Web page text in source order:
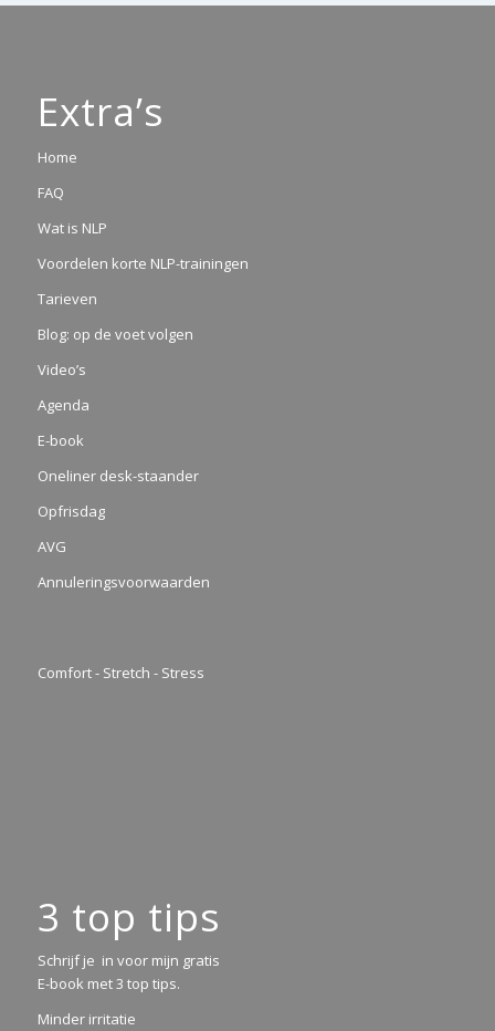
Extra’s
Home
FAQ
Wat is NLP
Voordelen korte NLP-trainingen
Tarieven
Blog: op de voet volgen
Video’s
Agenda
E-book
Oneliner desk-staander
Opfrisdag
AVG
Annuleringsvoorwaarden
Comfort - Stretch - Stress
3 top tips
Schrijf je in voor mijn gratis
E-book met 3 top tips.
Minder irritatie